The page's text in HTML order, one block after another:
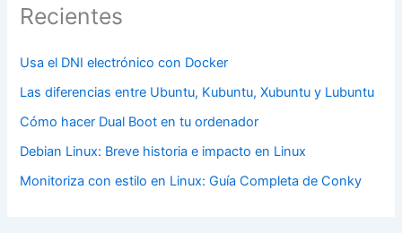
Recientes
Usa el DNI electrónico con Docker
Las diferencias entre Ubuntu, Kubuntu, Xubuntu y Lubuntu
Cómo hacer Dual Boot en tu ordenador
Debian Linux: Breve historia e impacto en Linux
Monitoriza con estilo en Linux: Guía Completa de Conky